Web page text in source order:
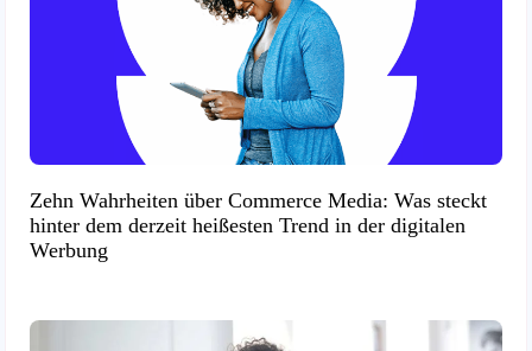
Zehn Wahrheiten über Commerce Media: Was steckt
hinter dem derzeit heißesten Trend in der digitalen
Werbung